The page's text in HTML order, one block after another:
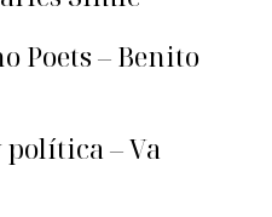
Poets – Benito
política – Va